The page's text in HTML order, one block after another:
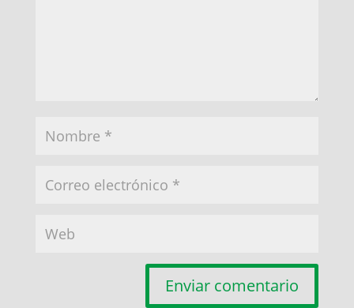
Enviar comentario